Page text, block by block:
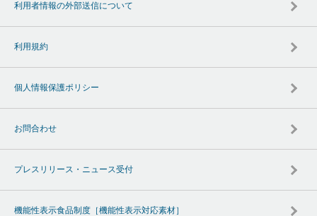
利用者情報の外部送信について
利用規約
個人情報保護ポリシー
お問合わせ
プレスリリース・ニュース受付
機能性表示食品制度［機能性表示対応素材］